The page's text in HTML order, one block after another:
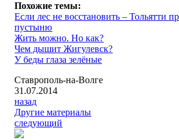
Похожие темы:
Если лес не восстановить – Тольятти
пустыню
Жить можно. Но как?
Чем дышит Жигулевск?
У беды глаза зелёные
Ставрополь-на-Волге
31.07.2014
назад
Другие материалы
следующий